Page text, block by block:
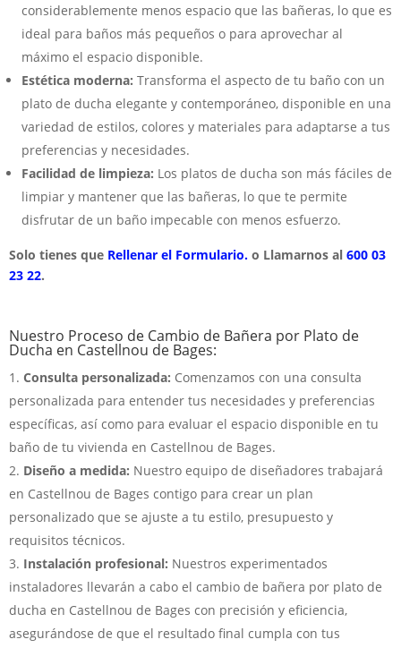
considerablemente menos espacio que las bañeras, lo que es
ideal para baños más pequeños o para aprovechar al
máximo el espacio disponible.
Estética moderna: Transforma el aspecto de tu baño con un
plato de ducha elegante y contemporáneo, disponible en una
variedad de estilos, colores y materiales para adaptarse a tus
preferencias y necesidades.
Facilidad de limpieza: Los platos de ducha son más fáciles de
limpiar y mantener que las bañeras, lo que te permite
disfrutar de un baño impecable con menos esfuerzo.
Solo tienes que Rellenar el Formulario. o Llamarnos al 600 03
23 22.
Nuestro Proceso de Cambio de Bañera por Plato de
Ducha en Castellnou de Bages:
Consulta personalizada: Comenzamos con una consulta
personalizada para entender tus necesidades y preferencias
específicas, así como para evaluar el espacio disponible en tu
baño de tu vivienda en Castellnou de Bages.
Diseño a medida: Nuestro equipo de diseñadores trabajará
en Castellnou de Bages contigo para crear un plan
personalizado que se ajuste a tu estilo, presupuesto y
requisitos técnicos.
Instalación profesional: Nuestros experimentados
instaladores llevarán a cabo el cambio de bañera por plato de
ducha en Castellnou de Bages con precisión y eficiencia,
asegurándose de que el resultado final cumpla con tus